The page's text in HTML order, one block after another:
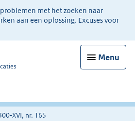
met het zoeken naar
aan een oplossing. Excuses voor
Menu
XVI, nr. 165